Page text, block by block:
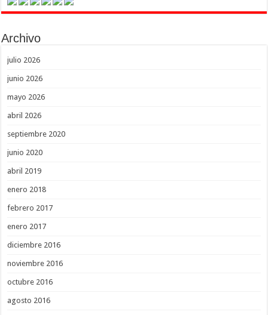
Archivo
julio 2026
junio 2026
mayo 2026
abril 2026
septiembre 2020
junio 2020
abril 2019
enero 2018
febrero 2017
enero 2017
diciembre 2016
noviembre 2016
octubre 2016
agosto 2016